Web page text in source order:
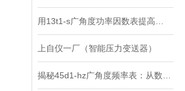
上自仪一厂（智能压力变送器）